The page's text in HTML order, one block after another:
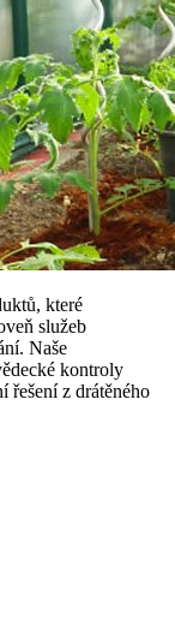
které
služeb
Naše
kontroly
z drátěného